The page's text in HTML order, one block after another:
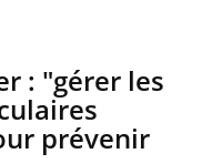
: "gérer les
prévenir